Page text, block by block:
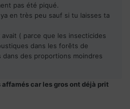
pas été piqué.
en très peu sauf si tu laisses ta
avait ( parce que les insecticides
dans les forêts de
dans des proportions moindres
car les gros ont déjà prit